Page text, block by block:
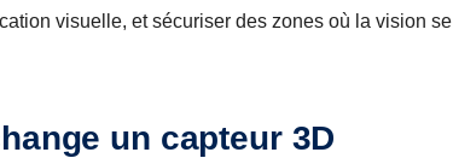
visuelle, et sécuriser des zones où la vision se
un capteur 3D